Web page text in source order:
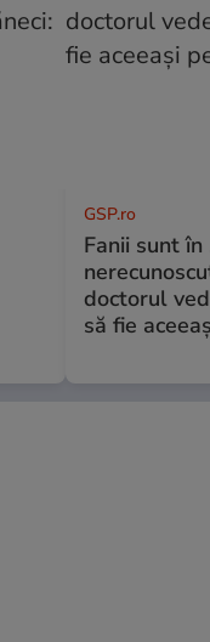
GSP.ro
Fanii sunt în
doctorul
să fie